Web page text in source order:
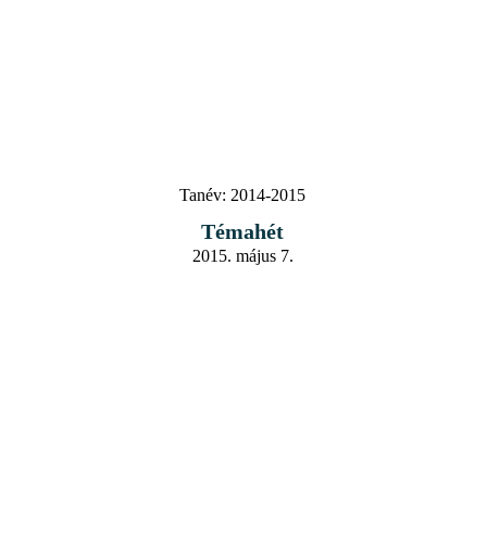
Tanév: 2014-2015
Témahét
2015. május 7.